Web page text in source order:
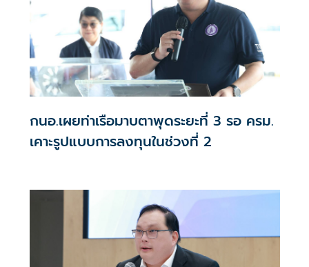
กนอ.เผยท่าเรือมาบตาพุดระยะที่ 3 รอ ครม.
เคาะรูปแบบการลงทุนในช่วงที่ 2